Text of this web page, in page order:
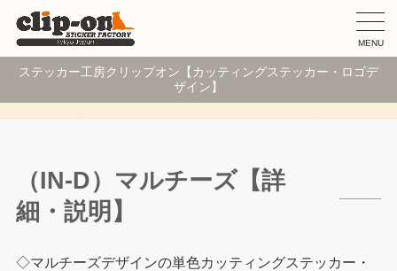
MENU
ステッカー工房クリップオン【カッティングステッカー・ロゴデ
ザイン】
（IN-D）マルチーズ【詳
細・説明】
◇マルチーズデザインの単色カッティングステッカー・